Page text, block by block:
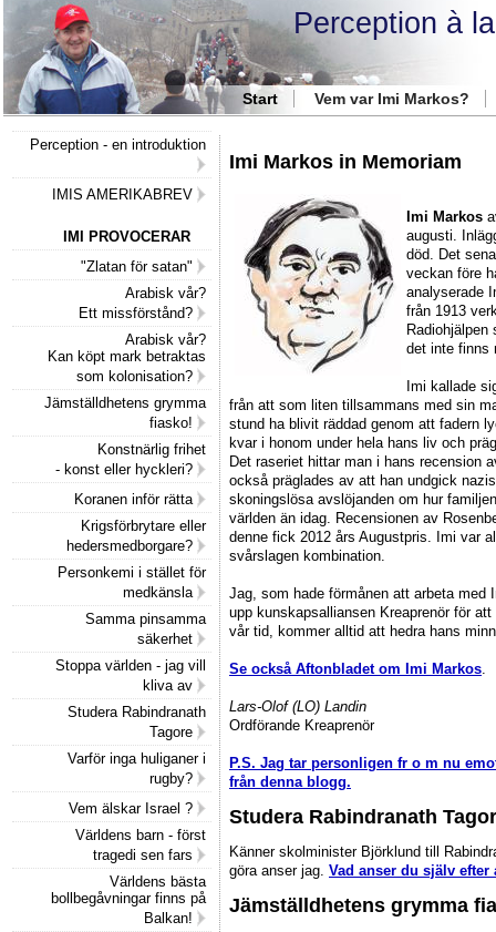
Perception à
Start Vem var Imi Markos?
Perception - en introduktion
IMIS AMERIKABREV
IMI PROVOCERAR
"Zlatan för satan"
Arabisk vår?
Ett missförstånd?
Arabisk vår?
Kan köpt mark betraktas
som kolonisation?
Jämställdhetens grymma
fiasko!
Konstnärlig frihet
- konst eller hyckleri?
Koranen inför rätta
Krigsförbrytare eller
hedersmedborgare?
Personkemi i stället för
medkänsla
Samma pinsamma
säkerhet
Stoppa världen - jag vill
kliva av
Studera Rabindranath
Tagore
Varför inga huliganer i
rugby?
Vem älskar Israel ?
Världens barn - först
tragedi sen fars
Världens bästa
bollbegåvningar finns på
Balkan!
Imi Markos in Memoriam
Imi Markos
augusti.
död. Det
veckan före
analyserade
från 1913
det inte finns
Imi kallade
från att som liten tillsammans med sin
stund ha blivit räddad genom att fadern
kvar i honom under hela hans liv och
Det raseriet hittar man i hans recension
också präglades av att han undgick
skoningslösa avslöjanden om hur
världen än idag. Recensionen av
denne fick 2012 års Augustpris. Imi var
svårslagen kombination.
Jag, som hade förmånen att arbeta med
upp kunskapsalliansen Kreaprenör för
vår tid, kommer alltid att hedra hans
Se också Aftonbladet om Imi Markos
Lars-Olof (LO) Landin
Ordförande Kreaprenör
P.S. Jag tar personligen fr o m nu
från denna blogg.
Studera Rabindranath
Känner skolminister Björklund till
göra anser jag. Vad anser du själv efter
Jämställdhetens grymma